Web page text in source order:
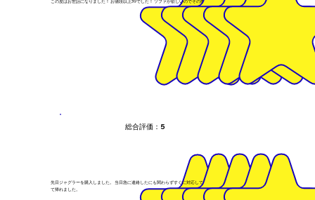
この度はお世話になりました！ お値段以上39でした！ ソファが欲しいのでその際はまた見に行きます！
総合評価：5
先日ジャグラーを購入しました。 当日急に連絡したにも関わらずすぐに対応してもらいスムーズにそのまま持っ
て帰れました。